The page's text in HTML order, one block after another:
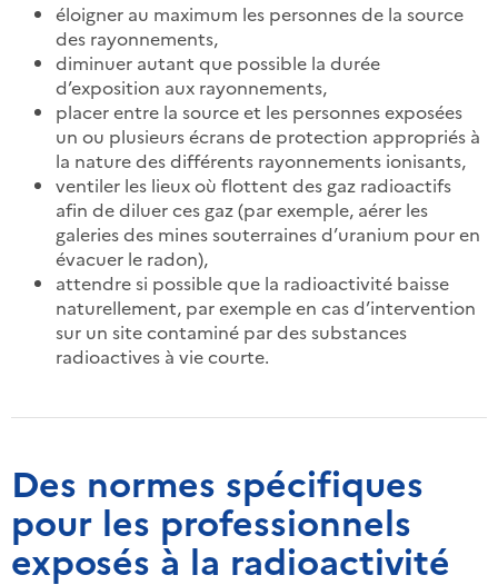
éloigner au maximum les personnes de la source
des rayonnements,
diminuer autant que possible la durée
d’exposition aux rayonnements,
placer entre la source et les personnes exposées
un ou plusieurs écrans de protection appropriés à
la nature des différents rayonnements ionisants,
ventiler les lieux où flottent des gaz radioactifs
afin de diluer ces gaz (par exemple, aérer les
galeries des mines souterraines d’uranium pour en
évacuer le radon),
attendre si possible que la radioactivité baisse
naturellement, par exemple en cas d’intervention
sur un site contaminé par des substances
radioactives à vie courte.
Des normes spécifiques
pour les professionnels
exposés à la radioactivité